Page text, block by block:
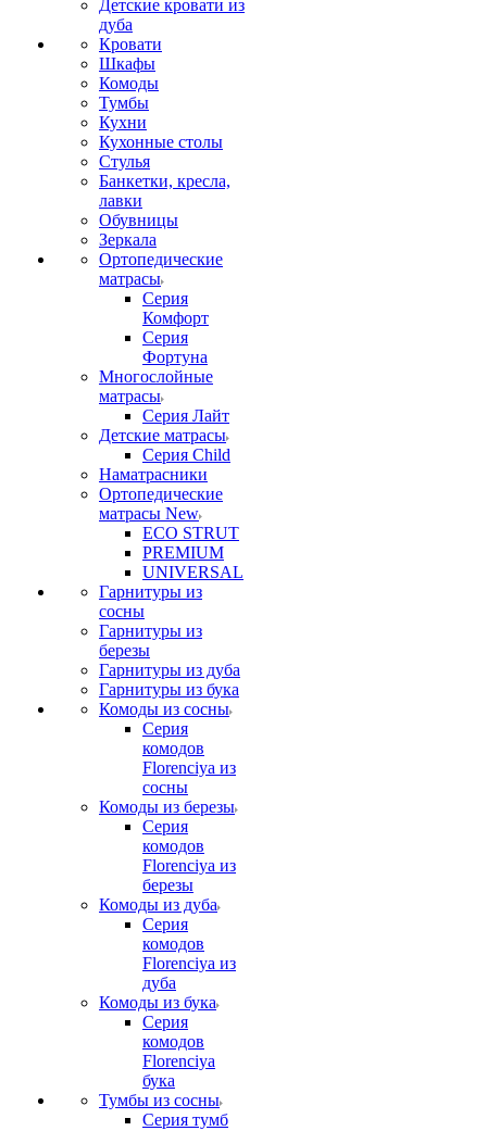
Детские кровати из
дуба
Кровати
Шкафы
Комоды
Тумбы
Кухни
Кухонные столы
Стулья
Банкетки, кресла,
лавки
Обувницы
Зеркала
Ортопедические
матрасы
Серия
Комфорт
Серия
Фортуна
Многослойные
матрасы
Серия Лайт
Детские матрасы
Серия Child
Наматрасники
Ортопедические
матрасы New
ECO STRUT
PREMIUM
UNIVERSAL
Гарнитуры из
сосны
Гарнитуры из
березы
Гарнитуры из дуба
Гарнитуры из бука
Комоды из сосны
Серия
комодов
Florenciya из
сосны
Комоды из березы
Серия
комодов
Florenciya из
березы
Комоды из дуба
Серия
комодов
Florenciya из
дуба
Комоды из бука
Серия
комодов
Florenciya
бука
Тумбы из сосны
Серия тумб